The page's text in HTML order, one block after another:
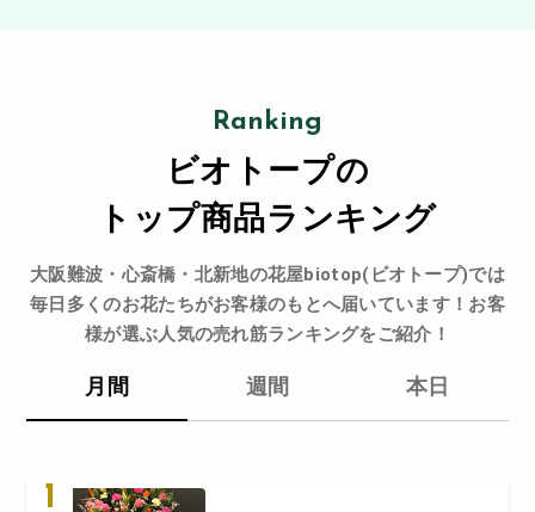
Ranking
ビオトープの
トップ商品ランキング
大阪難波・心斎橋・北新地の花屋biotop(ビオトープ)では
毎日多くのお花たちがお客様のもとへ届いています！お客
様が選ぶ人気の売れ筋ランキングをご紹介！
月間 週間 本日
1